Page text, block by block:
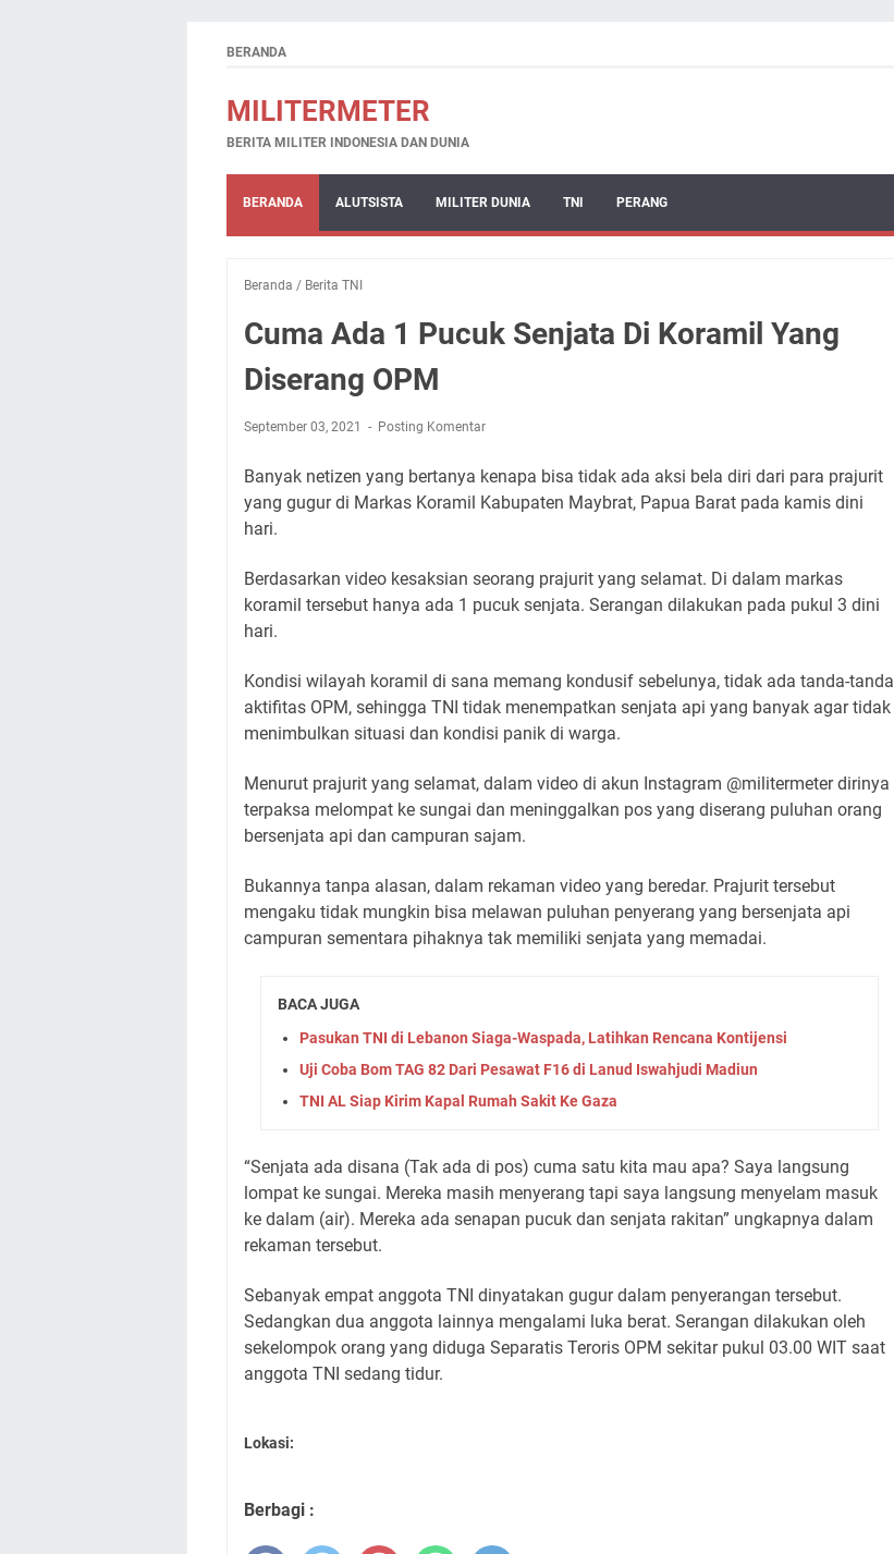
BERANDA
MILITERMETER
BERITA MILITER INDONESIA DAN DUNIA
BERANDA ALUTSISTA MILITER DUNIA TNI PERANG
Beranda / Berita TNI
Cuma Ada 1 Pucuk Senjata Di Koramil Yang
Diserang OPM
September 03, 2021 Posting Komentar
Banyak netizen yang bertanya kenapa bisa tidak ada aksi bela diri dari para prajurit
yang gugur di Markas Koramil Kabupaten Maybrat, Papua Barat pada kamis dini
hari.
Berdasarkan video kesaksian seorang prajurit yang selamat. Di dalam markas
koramil tersebut hanya ada 1 pucuk senjata. Serangan dilakukan pada pukul 3 dini
hari.
Kondisi wilayah koramil di sana memang kondusif sebelunya, tidak ada tanda-tanda
aktifitas OPM, sehingga TNI tidak menempatkan senjata api yang banyak agar tidak
menimbulkan situasi dan kondisi panik di warga.
Menurut prajurit yang selamat, dalam video di akun Instagram @militermeter dirinya
terpaksa melompat ke sungai dan meninggalkan pos yang diserang puluhan orang
bersenjata api dan campuran sajam.
Bukannya tanpa alasan, dalam rekaman video yang beredar. Prajurit tersebut
mengaku tidak mungkin bisa melawan puluhan penyerang yang bersenjata api
campuran sementara pihaknya tak memiliki senjata yang memadai.
BACA JUGA
Pasukan TNI di Lebanon Siaga-Waspada, Latihkan Rencana Kontijensi
Uji Coba Bom TAG 82 Dari Pesawat F16 di Lanud Iswahjudi Madiun
TNI AL Siap Kirim Kapal Rumah Sakit Ke Gaza
“Senjata ada disana (Tak ada di pos) cuma satu kita mau apa? Saya langsung
lompat ke sungai. Mereka masih menyerang tapi saya langsung menyelam masuk
ke dalam (air). Mereka ada senapan pucuk dan senjata rakitan” ungkapnya dalam
rekaman tersebut.
Sebanyak empat anggota TNI dinyatakan gugur dalam penyerangan tersebut.
Sedangkan dua anggota lainnya mengalami luka berat. Serangan dilakukan oleh
sekelompok orang yang diduga Separatis Teroris OPM sekitar pukul 03.00 WIT saat
anggota TNI sedang tidur.
Lokasi:
Berbagi :